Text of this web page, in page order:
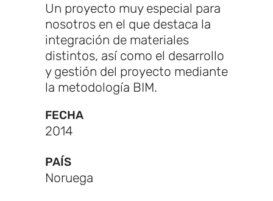
Un proyecto muy especial para
nosotros en el que destaca la
integración de materiales
distintos, así como el desarrollo
y gestión del proyecto mediante
la metodología BIM.
FECHA
2014
PAÍS
Noruega